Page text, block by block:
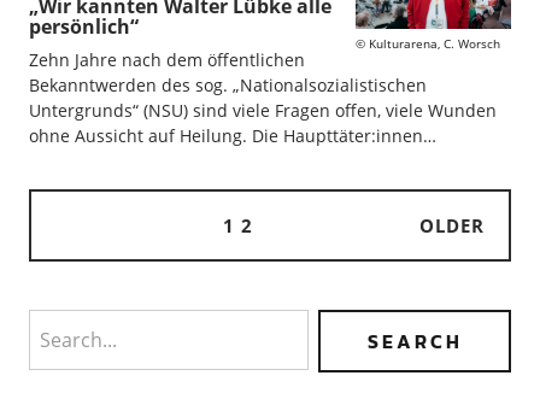
Kulturarena, C. Worsch
„Wir kannten Walter Lübke alle
persönlich“
Zehn Jahre nach dem öffentlichen
Bekanntwerden des sog. „Nationalsozialistischen
Untergrunds“ (NSU) sind viele Fragen offen, viele Wunden
ohne Aussicht auf Heilung. Die Haupttäter:innen…
1 2 OLDER